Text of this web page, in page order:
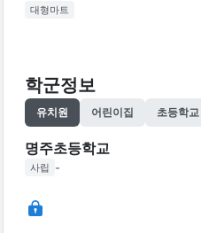
대형마트
학군정보
유치원 어린이집 초등학교
명주초등학교
사립 -